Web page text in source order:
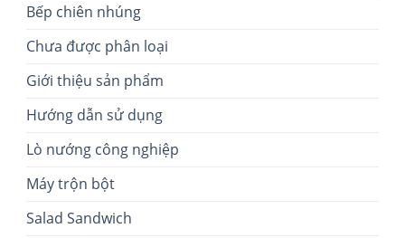
Bếp chiên nhúng
Chưa được phân loại
Giới thiệu sản phẩm
Hướng dẫn sử dụng
Lò nướng công nghiệp
Máy trộn bột
Salad Sandwich